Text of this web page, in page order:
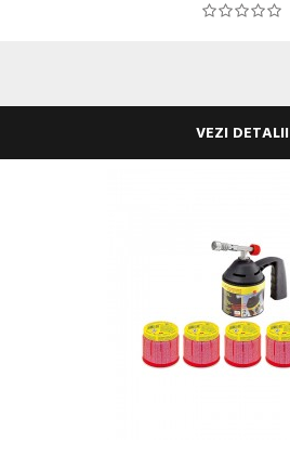
VEZI DETALII